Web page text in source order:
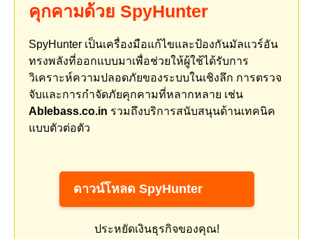
คุกคามด้วย SpyHunter
SpyHunter เป็นเครื่องมือแก้ไขและป้องกันมัลแวร์อัน
ทรงพลังที่ออกแบบมาเพื่อช่วยให้ผู้ใช้ได้รับการ
วิเคราะห์ความปลอดภัยของระบบในเชิงลึก การตรวจ
จับและการกำจัดภัยคุกคามที่หลากหลาย เช่น
Ablebass.co.in รวมถึงบริการสนับสนุนด้านเทคนิค
แบบตัวต่อตัว
ดาวน์โหลด SpyHunter
ประหยัดเงินธุรกิจของคุณ!